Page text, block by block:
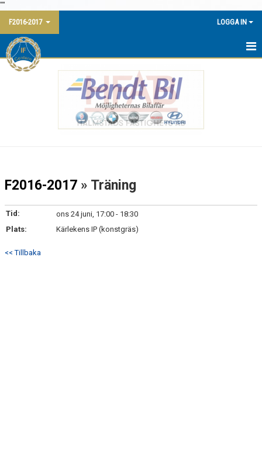
""
F2016-2017
LOGGA IN
HEM
F2016-2017 » Träning
Tid:
ons 24 juni, 17:00 - 18:30
Plats:
Kärlekens IP (konstgräs)
<< Tillbaka